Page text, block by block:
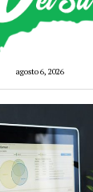
agosto 6, 2026